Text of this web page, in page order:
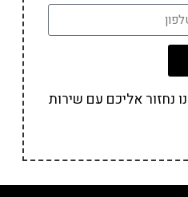
נחזור אליכם עם שירות